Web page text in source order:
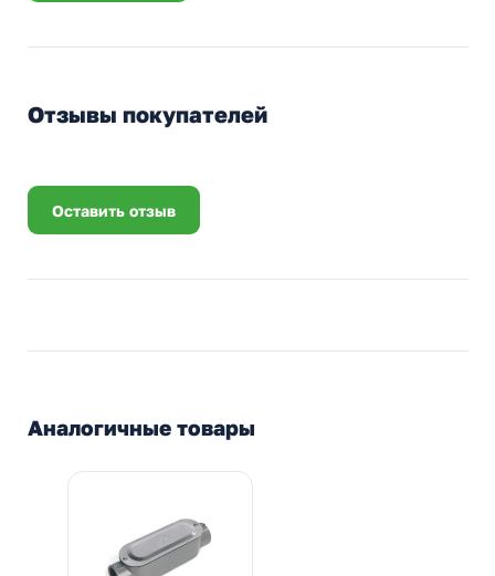
Отзывы покупателей
Оставить отзыв
Аналогичные товары